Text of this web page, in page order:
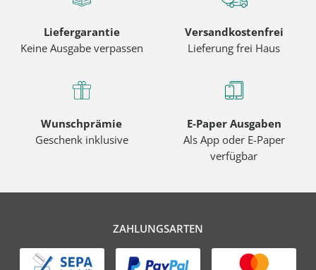
Liefergarantie
Keine Ausgabe verpassen
Versandkostenfrei
Lieferung frei Haus
Wunschprämie
Geschenk inklusive
E-Paper Ausgaben
Als App oder E-Paper
verfügbar
ZAHLUNGSARTEN